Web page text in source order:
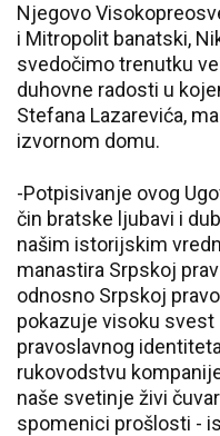
Njegovo
i Mitropolit banatski,
svedočimo trenutku
duhovne radosti u
Stefana Lazarevića,
izvornom domu.
-Potpisivanje ovog
čin bratske ljubavi i
našim istorijskim
manastira Srpskoj
odnosno Srpskoj
pokazuje visoku svest
pravoslavnog
rukovodstvu
naše svetinje živi
spomenici prošlosti -